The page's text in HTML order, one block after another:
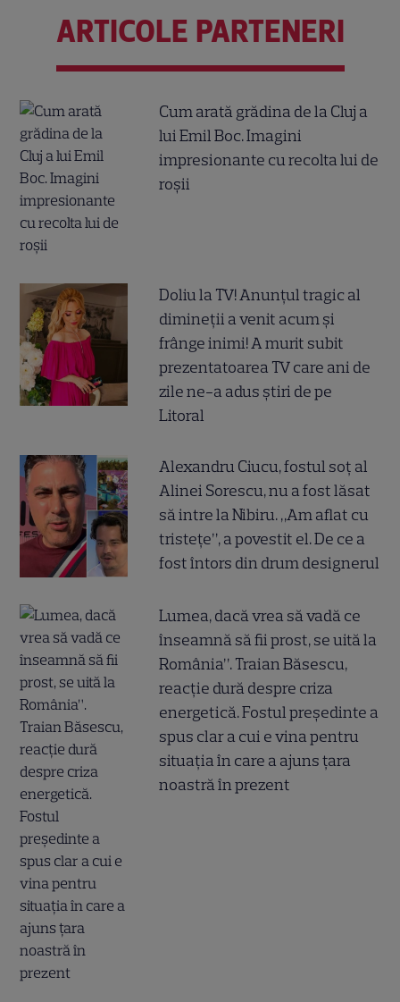
ARTICOLE PARTENERI
Cum arată grădina de la Cluj a
lui Emil Boc. Imagini
impresionante cu recolta lui de
roșii
Doliu la TV! Anunțul tragic al
dimineții a venit acum și
frânge inimi! A murit subit
prezentatoarea TV care ani de
zile ne-a adus știri de pe
Litoral
Alexandru Ciucu, fostul soț al
Alinei Sorescu, nu a fost lăsat
să intre la Nibiru. „Am aflat cu
tristețe”, a povestit el. De ce a
fost întors din drum designerul
Lumea, dacă vrea să vadă ce
înseamnă să fii prost, se uită la
România”. Traian Băsescu,
reacție dură despre criza
energetică. Fostul președinte a
spus clar a cui e vina pentru
situația în care a ajuns țara
noastră în prezent